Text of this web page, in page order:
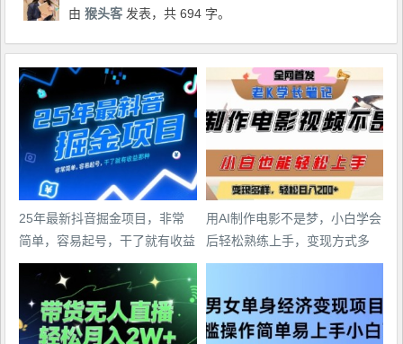
由猴头客 发表，共 694 字。
25年最新抖音掘金项目，非常
简单，容易起号，干了就有收益
那种
用AI制作电影不是梦，小白学会
后轻松熟练上手，变现方式多
样，日入2张+